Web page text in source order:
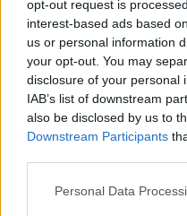
opt-out request is
interest-based ads based
us or personal information
your opt-out. You may
disclosure of your personal
IAB’s list of downstream
also be disclosed by us to
Downstream Participants
Personal Data
όπως η λιπαρότητα στις
χρήση προϊόντων styling, η
αλλά και οι χημικές
καθώς και ο ίδιος ο τύπος
κυματιστά, σγουρά ή πιο
Πιθανές δερματολογικές
Αν εμφανιστούν
νιφάδες, συνεχής φαγούρα ή